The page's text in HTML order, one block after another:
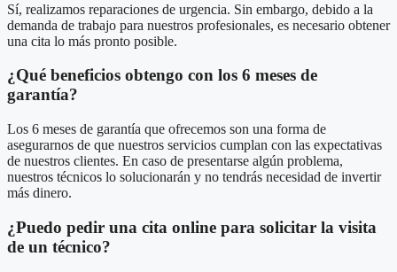
Sí, realizamos reparaciones de urgencia. Sin embargo, debido a la
demanda de trabajo para nuestros profesionales, es necesario obtener
una cita lo más pronto posible.
¿Qué beneficios obtengo con los 6 meses de
garantía?
Los 6 meses de garantía que ofrecemos son una forma de
asegurarnos de que nuestros servicios cumplan con las expectativas
de nuestros clientes. En caso de presentarse algún problema,
nuestros técnicos lo solucionarán y no tendrás necesidad de invertir
más dinero.
¿Puedo pedir una cita online para solicitar la visita
de un técnico?